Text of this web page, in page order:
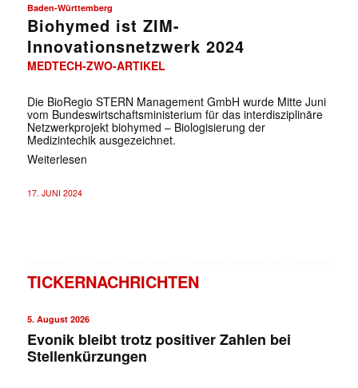
Baden-Württemberg
Biohymed ist ZIM-
Innovationsnetzwerk 2024
MEDTECH-ZWO-ARTIKEL
Die BioRegio STERN Management GmbH wurde Mitte Juni
vom Bundeswirtschaftsministerium für das interdisziplinäre
Netzwerkprojekt biohymed – Biologisierung der
Medizintechik ausgezeichnet.
Weiterlesen
17. JUNI 2024
TICKERNACHRICHTEN
5. August 2026
Evonik bleibt trotz positiver Zahlen bei
Stellenkürzungen